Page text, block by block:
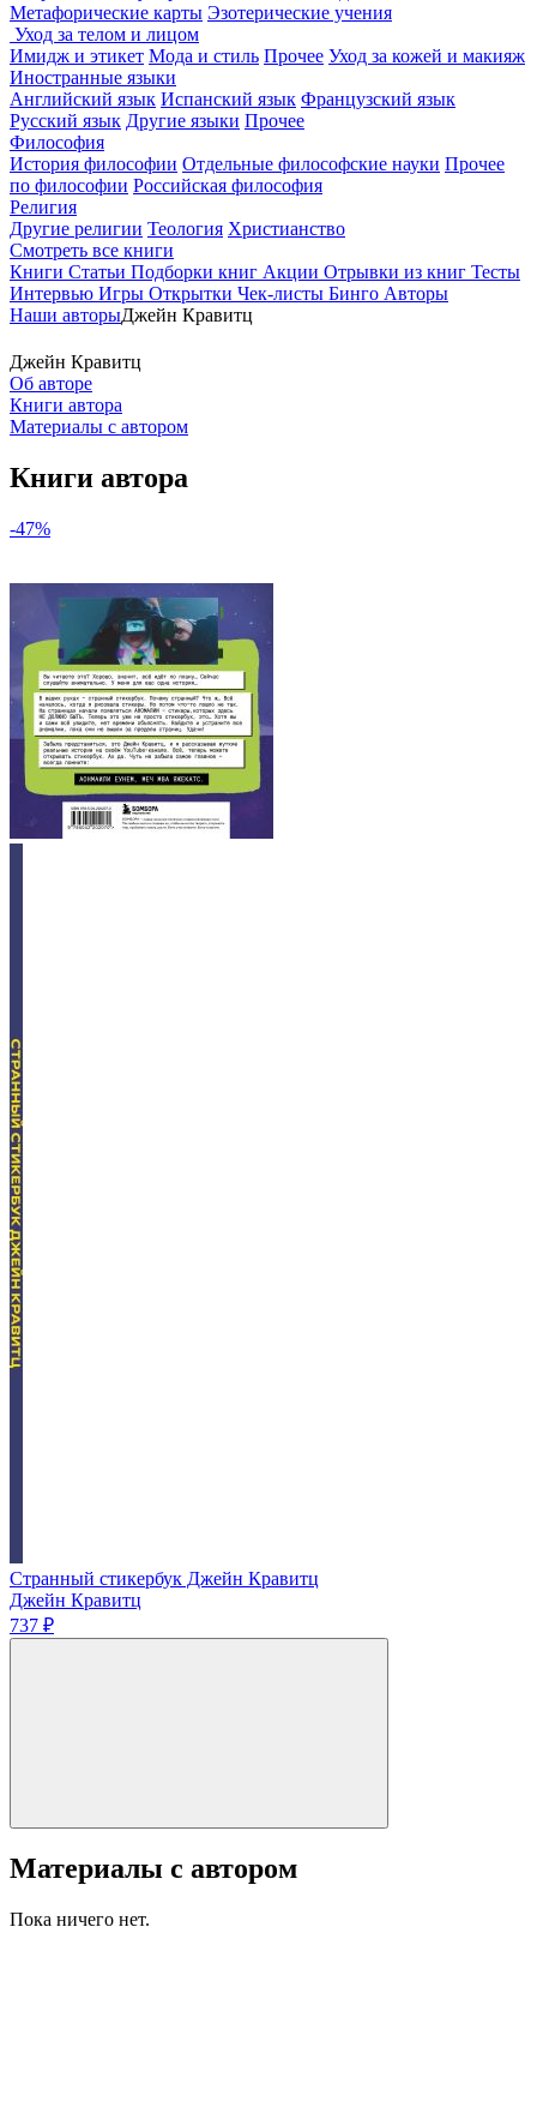
Метафорические карты Эзотерические учения
Уход за телом и лицом
Имидж и этикет Мода и стиль Прочее Уход за кожей и макияж
Иностранные языки
Английский язык Испанский язык Французский язык
Русский язык Другие языки Прочее
Философия
История философии Отдельные философские науки Прочее
по философии Российская философия
Религия
Другие религии Теология Христианство
Смотреть все книги
Книги Статьи Подборки книг Акции Отрывки из книг Тесты
Интервью Игры Открытки Чек-листы Бинго Авторы
Наши авторыДжейн Кравитц
Джейн Кравитц
Об авторе
Книги автора
Материалы с автором
Книги автора
-47%
Странный стикербук Джейн Кравитц
Джейн Кравитц
737 ₽
Материалы с автором
Пока ничего нет.